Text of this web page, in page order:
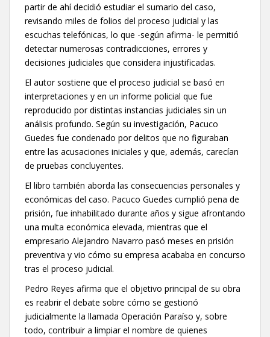
partir de ahí decidió estudiar el sumario del caso,
revisando miles de folios del proceso judicial y las
escuchas telefónicas, lo que -según afirma- le permitió
detectar numerosas contradicciones, errores y
decisiones judiciales que considera injustificadas.
El autor sostiene que el proceso judicial se basó en
interpretaciones y en un informe policial que fue
reproducido por distintas instancias judiciales sin un
análisis profundo. Según su investigación, Pacuco
Guedes fue condenado por delitos que no figuraban
entre las acusaciones iniciales y que, además, carecían
de pruebas concluyentes.
El libro también aborda las consecuencias personales y
económicas del caso. Pacuco Guedes cumplió pena de
prisión, fue inhabilitado durante años y sigue afrontando
una multa económica elevada, mientras que el
empresario Alejandro Navarro pasó meses en prisión
preventiva y vio cómo su empresa acababa en concurso
tras el proceso judicial.
Pedro Reyes afirma que el objetivo principal de su obra
es reabrir el debate sobre cómo se gestionó
judicialmente la llamada Operación Paraíso y, sobre
todo, contribuir a limpiar el nombre de quienes